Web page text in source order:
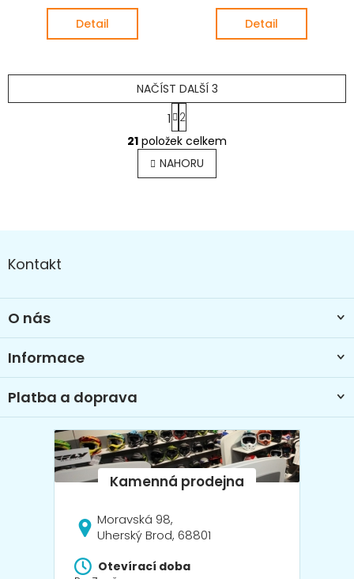
Detail Detail
O
v
l
á
k
ý
i
NAČÍST DALŠÍ 3
S
t
r
á
n
k
1 2
21 položek celkem
NAHORU
á
pKontakt
O nás
Informace
Platba a doprava
Moravská 98,
Uherský Brod, 68801
Otevírací doba